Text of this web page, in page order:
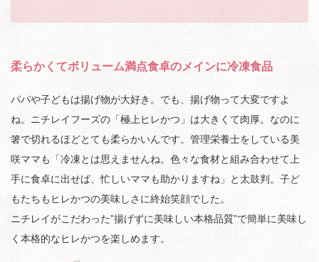
柔らかくてボリューム満点食卓のメインに冷凍食品
パパや子どもは揚げ物が大好き。でも、揚げ物って大変ですよ
ね。ニチレイフーズの「極上ヒレかつ」は大きくて肉厚。なのに
箸で切れるほどとても柔らかいんです。管理栄養士をしている美
咲ママも「冷凍とは思えませんね。色々な食材と組み合わせて上
手に食卓に出せば、忙しいママも助かりますね」と太鼓判。子ど
もたちもヒレかつの美味しさに終始笑顔でした。
ニチレイがこだわった”揚げずに美味しい本格品質”で簡単に美味し
く本格的なヒレかつを楽しめます。